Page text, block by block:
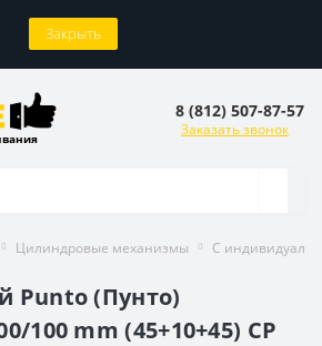
Закрыть
8 (812) 507-87-57
Заказать звонок
Цилиндровые механизмы С
Punto (Пунто)
100 mm (45+10+45) CP